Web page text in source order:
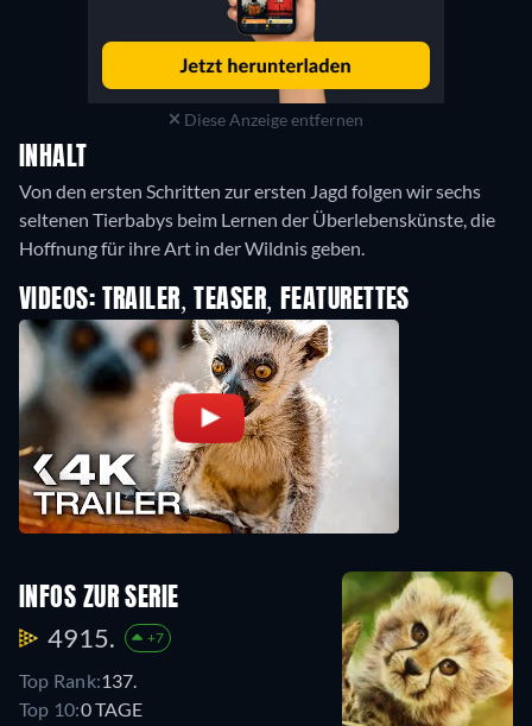
Diese Anzeige entfernen
INHALT
Von den ersten Schritten zur ersten Jagd folgen wir sechs
seltenen Tierbabys beim Lernen der Überlebenskünste, die
Hoffnung für ihre Art in der Wildnis geben.
VIDEOS: TRAILER, TEASER, FEATURETTES
INFOS ZUR SERIE
4915. +7
Top Rank:137.
Top 10:0 TAGE